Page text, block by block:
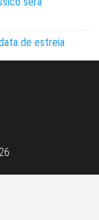
de estreia